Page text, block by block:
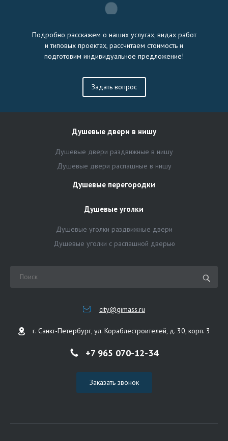
Подробно расскажем о наших услугах, видах работ
и типовых проектах, рассчитаем стоимость и
подготовим индивидуальное предложение!
Задать вопрос
Душевые двери в нишу
Душевые двери раздвижные в нишу
Душевые двери распашные в нишу
Душевые перегородки
Душевые уголки
Душевые уголки раздвижные двери
Душевые уголки с распашной дверью
city@gimass.ru
г. Санкт-Петербург, ул. Кораблестроителей, д. 30, корп. 3
+7 965 070-12-34
Заказать звонок